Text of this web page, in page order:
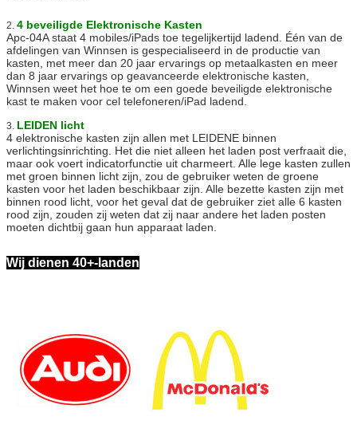
2. 4 beveiligde Elektronische Kasten
Apc-04A staat 4 mobiles/iPads toe tegelijkertijd ladend. Één van de
afdelingen van Winnsen is gespecialiseerd in de productie van
kasten, met meer dan 20 jaar ervarings op metaalkasten en meer
dan 8 jaar ervarings op geavanceerde elektronische kasten,
Winnsen weet het hoe te om een goede beveiligde elektronische
kast te maken voor cel telefoneren/iPad ladend.
3. LEIDEN licht
4 elektronische kasten zijn allen met LEIDENE binnen
verlichtingsinrichting. Het die niet alleen het laden post verfraait die,
maar ook voert indicatorfunctie uit charmeert. Alle lege kasten zullen
met groen binnen licht zijn, zou de gebruiker weten de groene
kasten voor het laden beschikbaar zijn. Alle bezette kasten zijn met
binnen rood licht, voor het geval dat de gebruiker ziet alle 6 kasten
rood zijn, zouden zij weten dat zij naar andere het laden posten
moeten dichtbij gaan hun apparaat laden.
Wij dienen 40+-landen